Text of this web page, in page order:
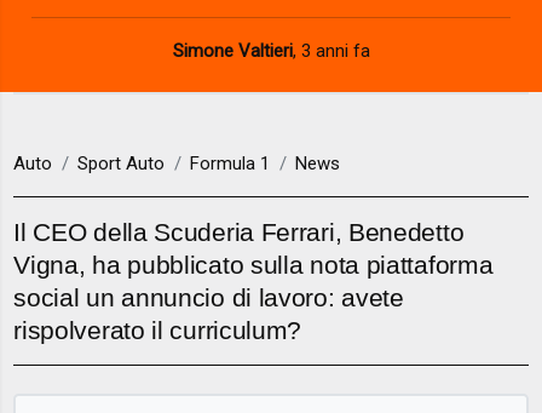
Simone Valtieri, 3 anni fa
Auto Sport Auto Formula 1 News
Il CEO della Scuderia Ferrari, Benedetto
Vigna, ha pubblicato sulla nota piattaforma
social un annuncio di lavoro: avete
rispolverato il curriculum?